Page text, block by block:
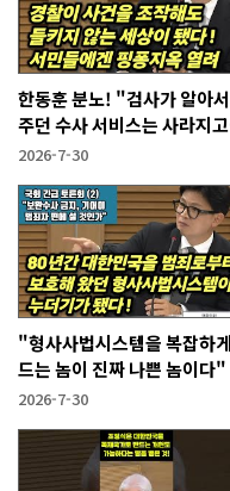
한동훈 분노! "검사가 알아
주던 수사 서비스는 사라지고
'개인이 알아서 하라'는 시대가
2026-7-30
"형사사법시스템을 복잡하
드는 놈이 진짜 나쁜 놈이다"
2026-7-30